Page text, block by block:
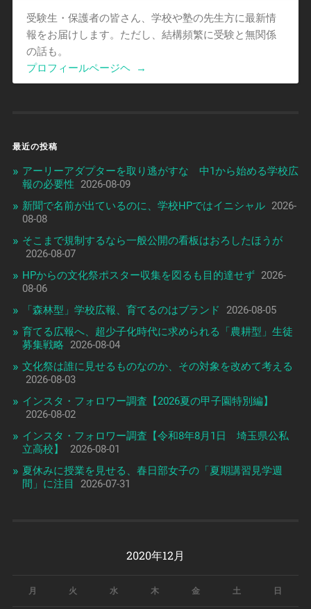
受験生・保護者の皆さん、学校や塾の先生方に最新情
報をお届けします。ただし、結構頻繁に受験と無関係
の話も。
プロフィールページヘ
→
最近の投稿
アーリーアダプターを取り逃がすな 中1から始める学校広
報の必要性
2026-08-09
新聞で名前が出ているのに、学校HPではイニシャル 2026-
08-08
そこまで規制するなら一般公開の看板はおろしたほうが
2026-08-07
HPからの文化祭ポスター収集を図るも目的達せず 2026-
08-06
「森林型」学校広報、育てるのはブランド
2026-08-05
育てる広報へ、超少子化時代に求められる「農耕型」生徒
募集戦略
2026-08-04
文化祭は誰に見せるものなのか、その対象を改めて考える
2026-08-03
インスタ・フォロワー調査【2026夏の甲子園特別編】
2026-08-02
インスタ・フォロワー調査【令和8年8月1日 埼玉県公私
立高校】
2026-08-01
夏休みに授業を見せる、春日部女子の「夏期講習見学週
間」に注目
2026-07-31
2020年12月
月 火 水 木 金 土 日